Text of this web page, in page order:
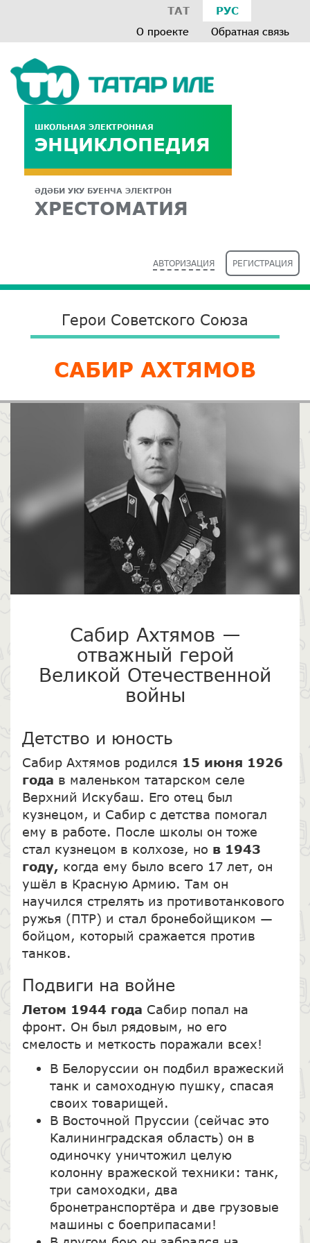
ТАТ РУС
О проекте Обратная связь
ШКОЛЬНАЯ ЭЛЕКТРОННАЯ
ЭНЦИКЛОПЕДИЯ
ӘДӘБИ УКУ БУЕНЧА ЭЛЕКТРОН
ХРЕСТОМАТИЯ
АВТОРИЗАЦИЯ РЕГИСТРАЦИЯ
Герои Советского Союза
САБИР АХТЯМОВ
Сабир Ахтямов —
отважный герой
Великой Отечественной
войны
Детство и юность
Сабир Ахтямов родился 15 июня 1926
года в маленьком татарском селе
Верхний Искубаш. Его отец был
кузнецом, и Сабир с детства помогал
ему в работе. После школы он тоже
стал кузнецом в колхозе, но в 1943
году, когда ему было всего 17 лет, он
ушёл в Красную Армию. Там он
научился стрелять из противотанкового
ружья (ПТР) и стал бронебойщиком —
бойцом, который сражается против
танков.
Подвиги на войне
Летом 1944 года Сабир попал на
фронт. Он был рядовым, но его
смелость и меткость поражали всех!
В Белоруссии он подбил вражеский
танк и самоходную пушку, спасая
своих товарищей.
В Восточной Пруссии (сейчас это
Калининградская область) он в
одиночку уничтожил целую
колонну вражеской техники: танк,
три самоходки, два
бронетранспортёра и две грузовые
машины с боеприпасами!